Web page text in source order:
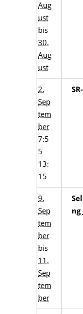
Aug
ust
bis
30.
Aug
ust
2.
Sep
tem
ber
7:5
5
13:
15
9.
Sep
tem
ber
bis
11.
Sep
tem
ber
ng